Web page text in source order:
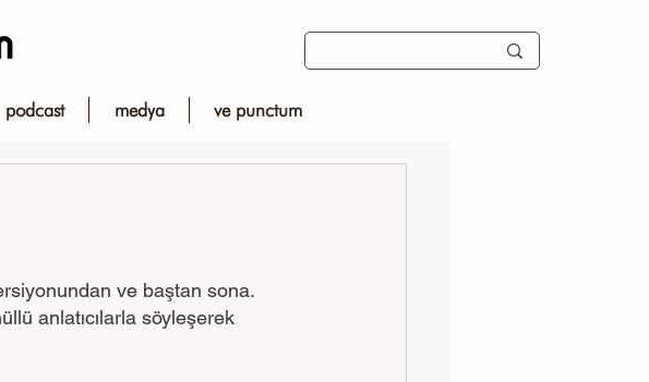
podcast medya ve punctum
ve baştan sona.
anlatıcılarla söyleşerek